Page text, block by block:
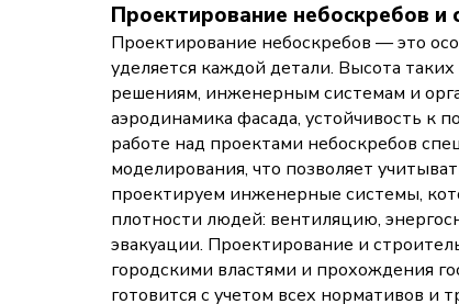
Проектирование небоскребов и
Проектирование небоскребов — это
уделяется каждой детали. Высота
решениям, инженерным системам и
аэродинамика фасада, устойчивость к
работе над проектами небоскребов
моделирования, что позволяет
проектируем инженерные системы,
плотности людей: вентиляцию,
эвакуации. Проектирование и
городскими властями и прохождения
готовится с учетом всех нормативов и